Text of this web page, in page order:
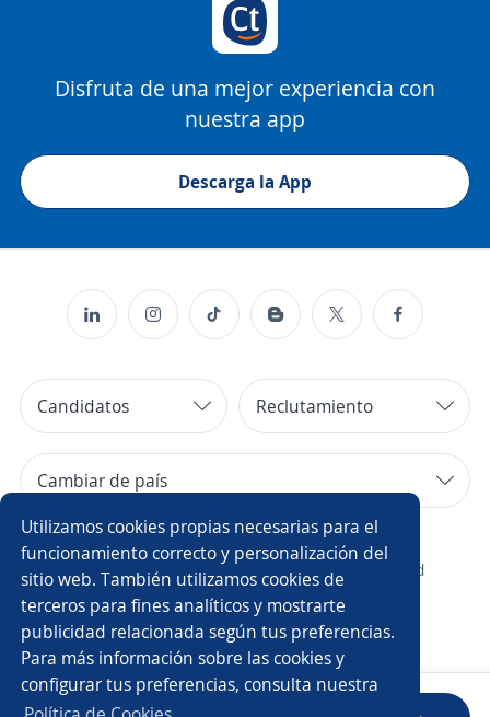
Utilizamos cookies propias necesarias para el
funcionamiento correcto y personalización del
sitio web. También utilizamos cookies de
terceros para fines analíticos y mostrarte
publicidad relacionada según tus preferencias.
Para más información sobre las cookies y
configurar tus preferencias, consulta nuestra
Disfruta de una mejor experiencia con
nuestra app
Descarga la App
Candidatos Reclutamiento
Cambiar de país
Copyright 2014 - 2026 DGNET LTD.
¿Quiénes somos?
Aviso legal privacidad